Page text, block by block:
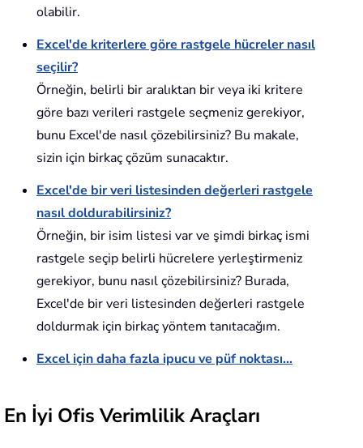
olabilir.
Excel'de kriterlere göre rastgele hücreler nasıl
seçilir?
Örneğin, belirli bir aralıktan bir veya iki kritere
göre bazı verileri rastgele seçmeniz gerekiyor,
bunu Excel'de nasıl çözebilirsiniz? Bu makale,
sizin için birkaç çözüm sunacaktır.
Excel'de bir veri listesinden değerleri rastgele
nasıl doldurabilirsiniz?
Örneğin, bir isim listesi var ve şimdi birkaç ismi
rastgele seçip belirli hücrelere yerleştirmeniz
gerekiyor, bunu nasıl çözebilirsiniz? Burada,
Excel'de bir veri listesinden değerleri rastgele
doldurmak için birkaç yöntem tanıtacağım.
Excel için daha fazla ipucu ve püf noktası...
En İyi Ofis Verimlilik Araçları